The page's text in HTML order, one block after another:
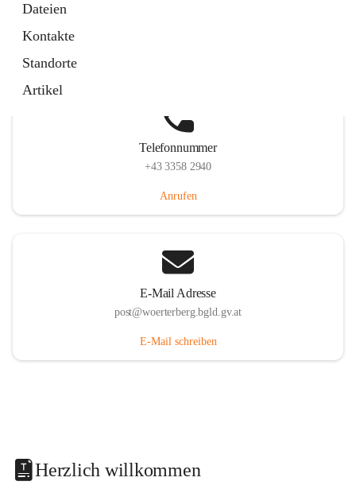
Dateien
Kontakte
Standorte
Artikel
Telefonnummer
+43 3358 2940
Anrufen
E-Mail Adresse
post@woerterberg.bgld.gv.at
E-Mail schreiben
Herzlich willkommen